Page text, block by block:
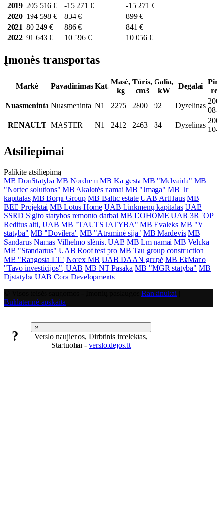
2019 205 516 € -15 271 €
-15 271 €
2020 194 598 € 834 €
899 €
2021 80 249 € 886 €
841 €
2022 91 643 € 10 596 € 10 056 €
Įmonės transportas
Markė Pavadinimas Kat.
Masė,
kg
Tūris,
cm3
Galia,
kW
Degalai
Nuasmeninta Nuasmeninta N1 2275 2800 92 Dyzelinas
RENAULT MASTER N1 2412 2463 84 Dyzelinas
Atsiliepimai
Palikite atsiliepimą
MB DonStatyba MB Nordrem MB Kargesta MB "Melvaida" MB
"Nortec solutions" MB Akalotės namai MB "Jmaga" MB Tr
kapitalas MB Borju Group MB Baltic estate UAB ArtHaus MB
BEE Projektai MB Lotus Home UAB Linkmenų kapitalas UAB
SSRD Sigito statybos remonto darbai MB DOHOME UAB 3RTOP
Reditus alti, UAB MB "TAUTSTATYBA" MB Evaleks MB "V
statyba" MB "Dovilera" MB "Atraminė sija" MB Mardevis MB
Sandarus Namas Vilhelmo slėnis, UAB MB Lm namai MB Veluka
MB "Standartus" UAB Roof test pro MB Tau group construction
MB "Rangosta LT" Norex MB UAB DAAN grupė MB EkMano
"Tavo investicijos", UAB MB NT Pasaka MB "MGR statyba" MB
Djstatyba UAB Cora Developments
Rankinukai
Buhlaterinė apskaita
×
?
Verslo naujienos, Dirbtinis intelektas,
Startuoliai - versloidejos.lt